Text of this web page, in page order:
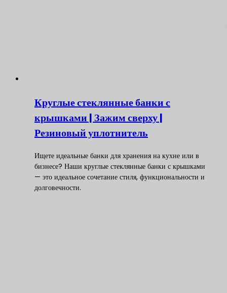
Круглые стеклянные банки с
крышками | Зажим сверху |
Резиновый уплотнитель
Ищете идеальные банки для хранения на кухне или в
бизнесе? Наши круглые стеклянные банки с крышками
— это идеальное сочетание стиля, функциональности и
долговечности.